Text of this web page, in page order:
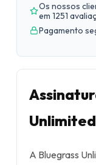
Os nossos
em 1251
Pagamento
A Bluegrass